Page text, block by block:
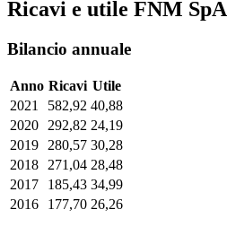
Ricavi e utile FNM SpA
Bilancio annuale
Anno Ricavi Utile
2021
582,92 40,88
2020
292,82 24,19
2019
280,57 30,28
2018
271,04 28,48
2017
185,43 34,99
2016
177,70 26,26